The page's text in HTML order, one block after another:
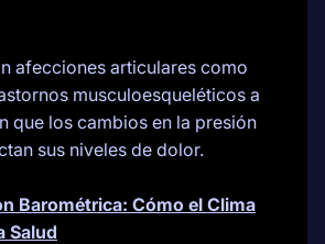
afecciones articulares como
musculoesqueléticos a
que los cambios en la presión
sus niveles de dolor.
Barométrica: Cómo el Clima
Salud